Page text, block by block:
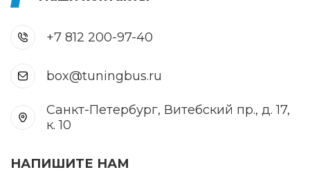
+7 812 200-97-40
box@tuningbus.ru
Санкт-Петербург, Витебский пр., д. 17,
к. 10
НАПИШИТЕ НАМ